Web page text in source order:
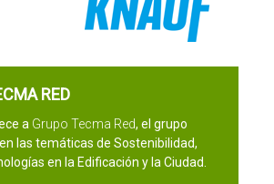
RED
a Grupo Tecma Red, el grupo
las temáticas de Sostenibilidad,
en la Edificación y la Ciudad.